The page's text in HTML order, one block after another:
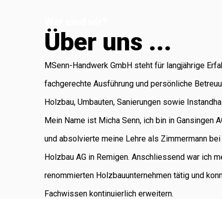
Über uns ...
MSenn-Handwerk GmbH steht für langjährige
fachgerechte Ausführung und persönliche
Holzbau, Umbauten, Sanierungen sowie
Mein Name ist Micha Senn, ich bin in Gansingen
und absolvierte meine Lehre als Zimmermann
Holzbau AG in Remigen. Anschliessend war ich
renommierten Holzbauunternehmen tätig und
Fachwissen kontinuierlich erweitern.
und Buchhaltung
verantwortlich ist.
Als regional
verankertes
Unternehmen
grossen Wert auf
Zuverlässigkeit